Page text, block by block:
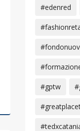
#edenred
#gptw